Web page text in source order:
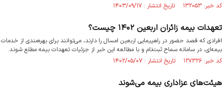
کد خبر: ۱۳۲۰۵۳ تاریخ انتشار : ۱۴۰۳/۰۹/۱۷
تعهدات بیمه زائران اربعین ۱۴۰۲ چیست؟
افرادی که قصد حضور در راهپیمایی اربعین امسال را دارند، می‌توانند برای بهره‌مندی از خدمات
بیمه‌‌ای، در سامانه سماح ثبت‌نام و با مطالعه این خبر از جزئیات تعهدات بیمه مطلع شوند.
کد خبر: ۱۲۷۳۲۶ تاریخ انتشار : ۱۴۰۲/۰۵/۰۷
هیئت‌های عزاداری بیمه می‌شوند